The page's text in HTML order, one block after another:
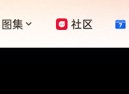
图集 社区